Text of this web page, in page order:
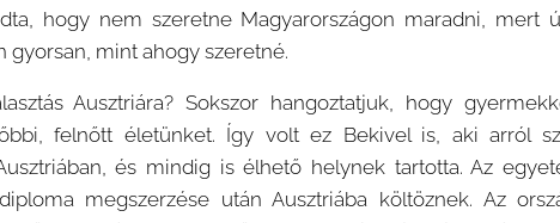
hogy nem szeretne Magyarországon maradni, mert
mint ahogy szeretné.
Ausztriára? Sokszor hangoztatjuk, hogy
felnőtt életünket. Így volt ez Bekivel is, aki arról
és mindig is élhető helynek tartotta. Az
megszerzése után Ausztriába költöznek. Az